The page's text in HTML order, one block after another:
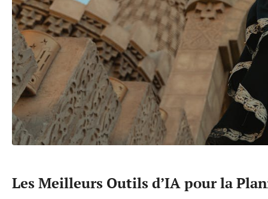
Les Meilleurs Outils d’IA pour la